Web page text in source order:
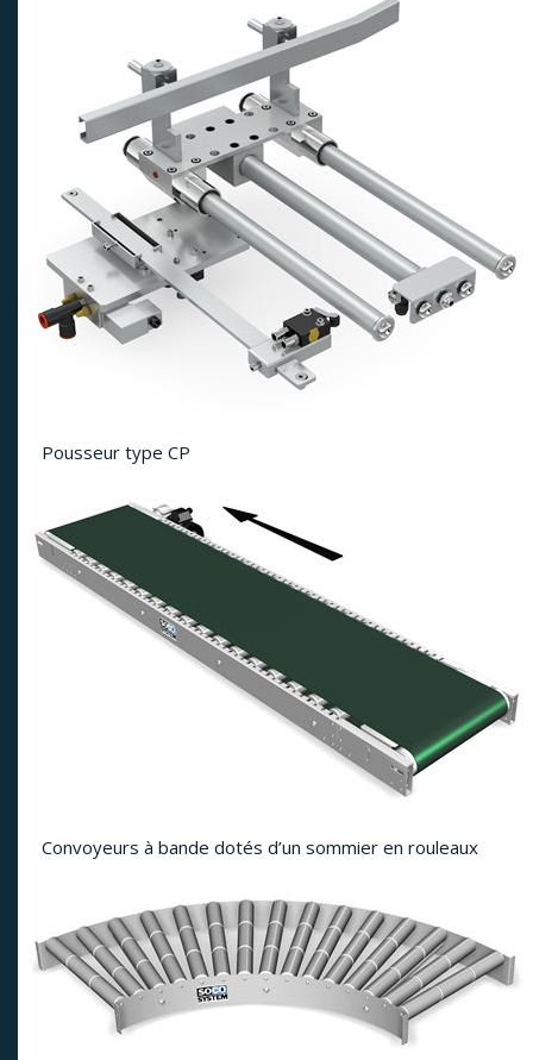
Pousseur type CP
Convoyeurs à bande dotés d’un sommier en rouleaux